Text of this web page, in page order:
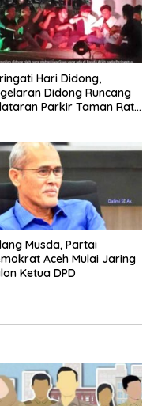
Hari Didong,
Didong Runcang
Parkir Taman Ratu
Musda, Partai
Aceh Mulai Jaring
Ketua DPD